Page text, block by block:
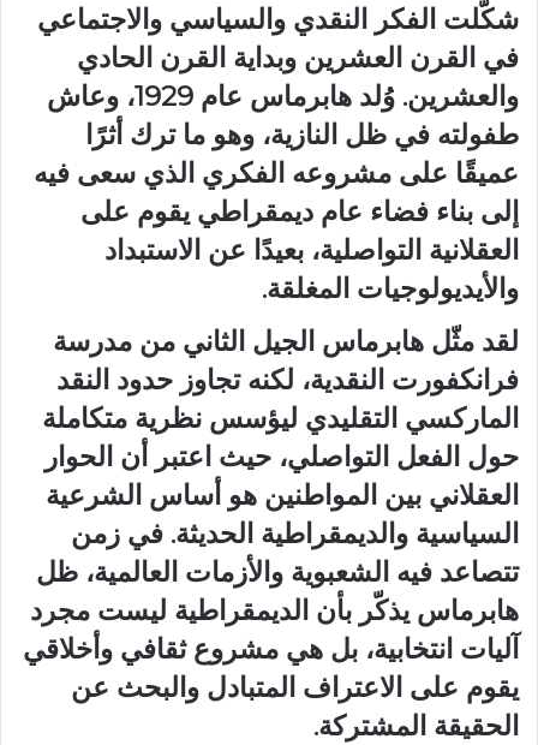
شكّلت الفكر النقدي والسياسي والاجتماعي
في القرن العشرين وبداية القرن الحادي
والعشرين. وُلد هابرماس عام 1929، وعاش
طفولته في ظل النازية، وهو ما ترك أثرًا
عميقًا على مشروعه الفكري الذي سعى فيه
إلى بناء فضاء عام ديمقراطي يقوم على
العقلانية التواصلية، بعيدًا عن الاستبداد
والأيديولوجيات المغلقة.
لقد مثّل هابرماس الجيل الثاني من مدرسة
فرانكفورت النقدية، لكنه تجاوز حدود النقد
الماركسي التقليدي ليؤسس نظرية متكاملة
حول الفعل التواصلي، حيث اعتبر أن الحوار
العقلاني بين المواطنين هو أساس الشرعية
السياسية والديمقراطية الحديثة. في زمن
تتصاعد فيه الشعبوية والأزمات العالمية، ظل
هابرماس يذكّر بأن الديمقراطية ليست مجرد
آليات انتخابية، بل هي مشروع ثقافي وأخلاقي
يقوم على الاعتراف المتبادل والبحث عن
الحقيقة المشتركة.